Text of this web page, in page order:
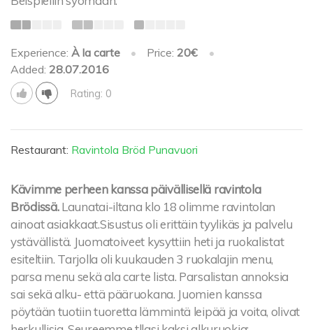
Experience: À la carte • Price: 20€
•
Added: 28.07.2016
Rating: 0
Restaurant: Ravintola Bröd Punavuori
Kävimme perheen kanssa päivällisellä ravintola
Brödissä. Launatai-iltana klo 18 olimme ravintolan
ainoat asiakkaat.Sisustus oli erittäin tyylikäs ja palvelu
ystävällistä. Juomatoiveet kysyttiin heti ja ruokalistat
esiteltiin. Tarjolla oli kuukauden 3 ruokalajin menu,
parsa menu sekä ala carte lista. Parsalistan annoksia
sai sekä alku- että pääruokana. Juomien kanssa
pöytään tuotiin tuoretta lämmintä leipää ja voita, olivat